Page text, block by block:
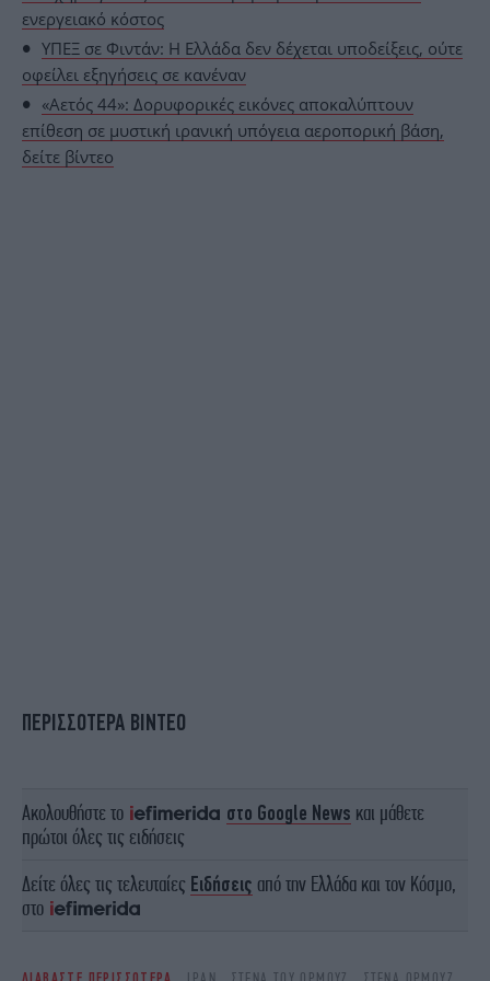
ενεργειακό κόστος
ΥΠΕΞ σε Φιντάν: Η Ελλάδα δεν δέχεται υποδείξεις, ούτε
οφείλει εξηγήσεις σε κανέναν
«Αετός 44»: Δορυφορικές εικόνες αποκαλύπτουν
επίθεση σε μυστική ιρανική υπόγεια αεροπορική βάση,
δείτε βίντεο
ΠΕΡΙΣΣΟΤΕΡΑ ΒΙΝΤΕΟ
Ακολουθήστε το στο Google News και μάθετε
πρώτοι όλες τις ειδήσεις
Δείτε όλες τις τελευταίες Ειδήσεις από την Ελλάδα και τον Κόσμο,
στο